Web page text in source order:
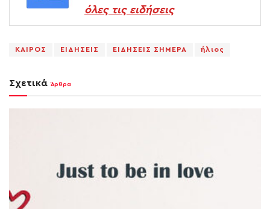
όλες τις ειδήσεις
KAIPOΣ ΕΙΔΗΣΕΙΣ ΕΙΔΗΣΕΙΣ ΣΗΜΕΡΑ ήλιος
Σχετικά Άρθρα